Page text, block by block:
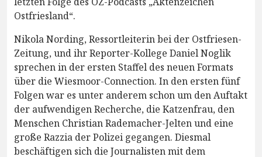
Ostfriesland“.
Nikola Nording, Ressortleiterin bei der Ostfriesen-
Zeitung, und ihr Reporter-Kollege Daniel Noglik
sprechen in der ersten Staffel des neuen Formats
über die Wiesmoor-Connection. In den ersten fünf
Folgen war es unter anderem schon um den Auftakt
der aufwendigen Recherche, die Katzenfrau, den
Menschen Christian Rademacher-Jelten und eine
große Razzia der Polizei gegangen. Diesmal
beschäftigen sich die Journalisten mit dem